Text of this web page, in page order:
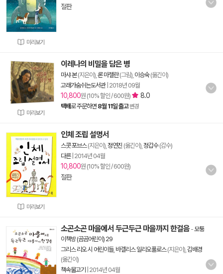
미리보기
절판
미리보기
이레나의 비밀을 담은 병
마샤 본(지은이), 론 마젤란(그림), 이승숙(옮긴이)
고래가숨쉬는도서관| 2018년 09월
10,800원 (10% 할인 / 600원) 8.0
택배로 주문하면 8월 11일 출고 변경
미리보기
인체 조립 설명서
스콧 포브스(지은이), 정연진 (옮긴이), 정갑수(감수)
다른| 2014년 04월
10,800원 (10% 할인 / 600원)
절판
소곤소곤 마을에서 두근두근 마을까지 한걸음 -모퉁
이책방 (곰곰어린이) 29
그리스 리오 시 어린이들, 바겔리스 일리오풀로스(지은이), 김배경
(옮긴이)
책속물고기
2014년 04월